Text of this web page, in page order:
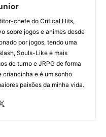
chefe do Critical Hits,
sobre jogos e animes desde
por jogos, tendo uma
Souls-Like e mais
de turno e JRPG de forma
criancinha e é um sonho
paixões da minha vida.